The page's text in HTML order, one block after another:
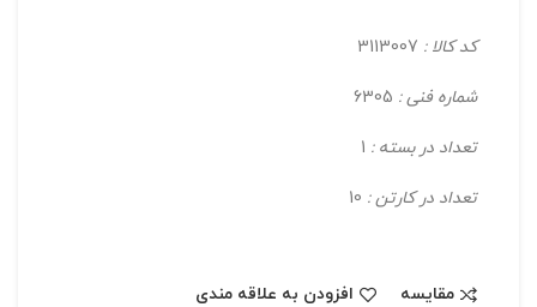
کد کالا :
شماره فنی :
تعداد در بسته :
تعداد در کارتن :
مقایسه افزودن به علاقه مندی